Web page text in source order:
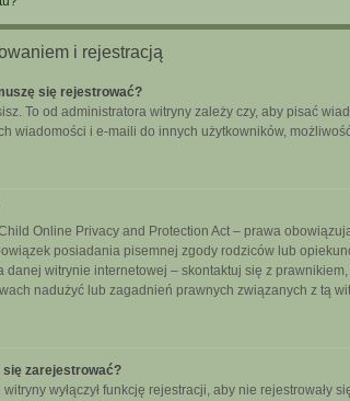
i rejestracją
się rejestrować?
To od administratora witryny zależy czy, aby pisać
wiadomości i e-maili do innych użytkowników,
Online Privacy and Protection Act – prawa
posiadania pisemnej zgody rodziców lub
danej witrynie internetowej – skontaktuj się z
nadużyć lub zagadnień prawnych związanych z tą
się zarejestrować?
witryny wyłączył funkcję rejestracji, aby nie